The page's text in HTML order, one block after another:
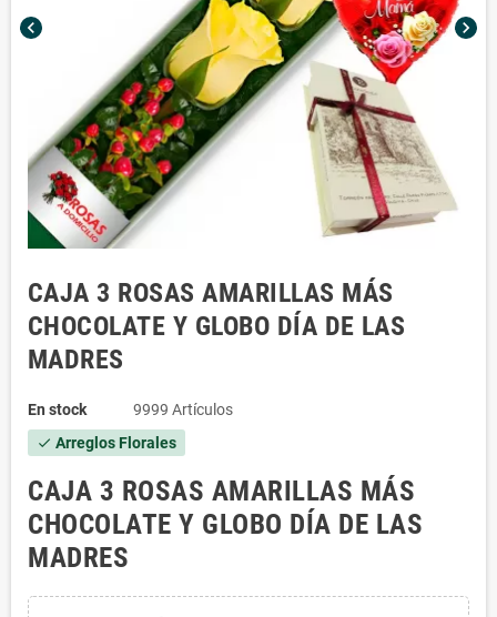
chevron_left chevron_right
CAJA 3 ROSAS AMARILLAS MÁS
CHOCOLATE Y GLOBO DÍA DE LAS
MADRES
En stock 9999 Artículos
check Arreglos Florales
CAJA 3 ROSAS AMARILLAS MÁS
CHOCOLATE Y GLOBO DÍA DE LAS
MADRES